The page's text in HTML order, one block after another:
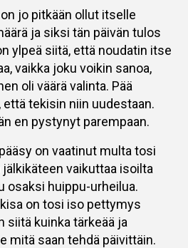
jo pitkään ollut itselle
ja siksi tän päivän tulos
ylpeä siitä, että noudatin itse
vaikka joku voikin sanoa,
oli väärä valinta. Pää
tekisin niin uudestaan.
en pystynyt parempaan.
on vaatinut multa tosi
vaikuttaa isoilta
osaksi huippu-urheilua.
on tosi iso pettymys
siitä kuinka tärkeää ja
mitä saan tehdä päivittäin.